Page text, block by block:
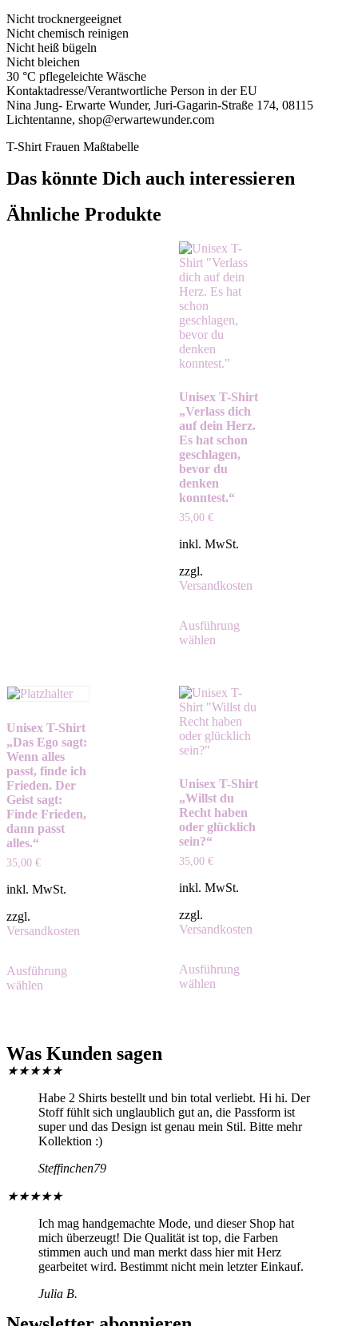
Nicht trocknergeeignet
Nicht chemisch reinigen
Nicht heiß bügeln
Nicht bleichen
30 °C pflegeleichte Wäsche
Kontaktadresse/Verantwortliche Person in der EU
Nina Jung- Erwarte Wunder, Juri-Gagarin-Straße 174, 08115
Lichtentanne, shop@erwartewunder.com
T-Shirt Frauen Maßtabelle
Das könnte Dich auch interessieren
Ähnliche Produkte
Unisex T-Shirt
„Verlass dich
auf dein Herz.
Es hat schon
geschlagen,
bevor du
denken
konntest.“
35,00 €
inkl. MwSt.
zzgl.
Versandkosten
Ausführung
wählen
Unisex T-Shirt
„Das Ego sagt:
Wenn alles
passt, finde ich
Frieden. Der
Geist sagt:
Finde Frieden,
dann passt
alles.“
35,00 €
inkl. MwSt.
zzgl.
Versandkosten
Ausführung
wählen
Unisex T-Shirt
„Willst du
Recht haben
oder glücklich
sein?“
35,00 €
inkl. MwSt.
zzgl.
Versandkosten
Ausführung
wählen
Was Kunden sagen
★★★★★
Habe 2 Shirts bestellt und bin total verliebt. Hi hi. Der
Stoff fühlt sich unglaublich gut an, die Passform ist
super und das Design ist genau mein Stil. Bitte mehr
Kollektion :)
Steffinchen79
★★★★★
Ich mag handgemachte Mode, und dieser Shop hat
mich überzeugt! Die Qualität ist top, die Farben
stimmen auch und man merkt dass hier mit Herz
gearbeitet wird. Bestimmt nicht mein letzter Einkauf.
Julia B.